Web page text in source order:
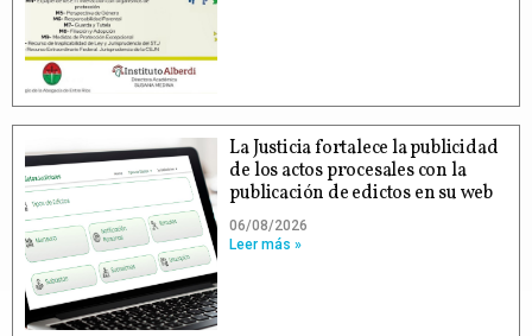
La Justicia fortalece la publicidad
de los actos procesales con la
publicación de edictos en su web
06/08/2026
Leer más »